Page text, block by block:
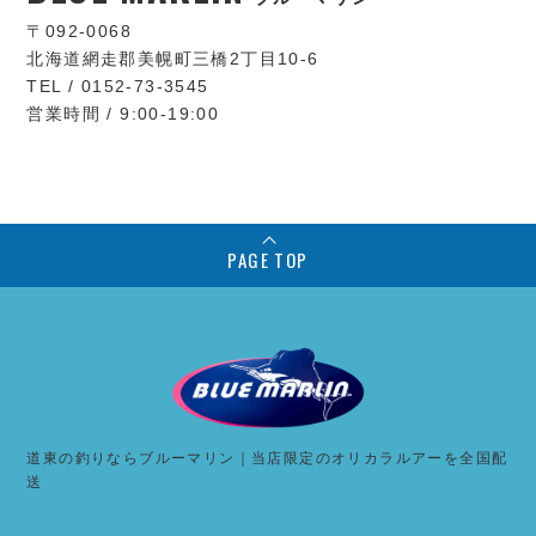
〒092-0068
北海道網走郡美幌町三橋2丁目10-6
TEL / 0152-73-3545
営業時間 / 9:00-19:00
PAGE TOP
道東の釣りならブルーマリン｜当店限定のオリカラルアーを全国配
送